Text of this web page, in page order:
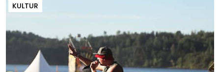
KULTUR